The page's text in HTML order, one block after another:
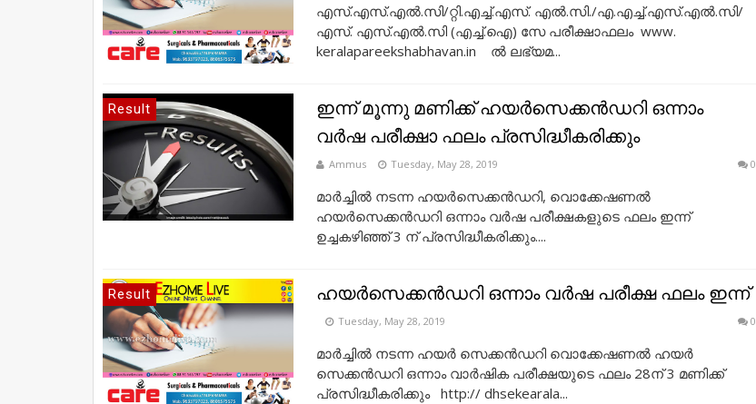
എസ്.എസ്.എൽ.സി/റ്റി.എച്ച്.എസ്. എൽ.സി./എ.എച്ച്.എസ്.എൽ.സി/
എസ്. എസ്.എൽ.സി (എച്ച്.ഐ) സേ പരീക്ഷാഫലം www.
keralapareekshabhavan.in ൽ ലഭ്യമ...
Result
ഇന്ന് മൂന്നു മണിക്ക് ഹയര്‍സെക്കന്‍ഡറി ഒന്നാം
വര്‍ഷ പരീക്ഷാ ഫലം പ്രസിദ്ധീകരിക്കും
Ammus Tuesday, May 28, 2019 0
മാര്‍ച്ചില്‍ നടന്ന ഹയര്‍സെക്കന്‍ഡറി, വൊക്കേഷണല്‍
ഹയര്‍സെക്കന്‍ഡറി ഒന്നാം വര്‍ഷ പരീക്ഷകളുടെ ഫലം ഇന്ന്
ഉച്ചകഴിഞ്ഞ് 3 ന് പ്രസിദ്ധീകരിക്കും....
Result ഹയർസെക്കൻഡറി ഒന്നാം വർഷ പരീക്ഷ ഫലം ഇന്ന്
Tuesday, May 28, 2019 0
മാർച്ചിൽ നടന്ന ഹയർ സെക്കൻഡറി വൊക്കേഷണൽ ഹയർ
സെക്കൻഡറി ഒന്നാം വാർഷിക പരീക്ഷയുടെ ഫലം 28ന് 3 മണിക്ക്
പ്രസിദ്ധീകരിക്കും http:// dhsekearala...